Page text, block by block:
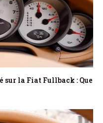
la Fiat Fullback : Que